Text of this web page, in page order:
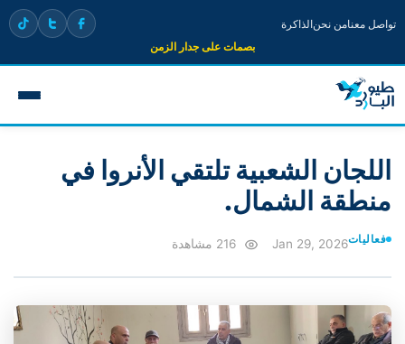
تواصل معنامن نحنالذاكرة
بصمات على جدار الزمن
اللجان الشعبية تلتقي الأنروا في
منطقة الشمال.
فعالياتJan 29, 2026 216 مشاهدة